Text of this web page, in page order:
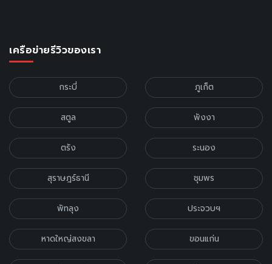
เครือข่ายรีวิวของเรา
กระบี่ ภูเก็ต
สตูล พังงา
ตรัง ระนอง
สุราษฎร์ธานี ชุมพร
พัทลุง ประจวบฯ
หาดใหญ่สงขลา ขอนแก่น